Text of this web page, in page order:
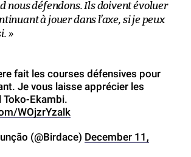
nous défendons. Ils doivent évoluer
à jouer dans l’axe, si je peux
»
fait les courses défensives pour
Je vous laisse apprécier les
Ekambi.
WOjzrYzalk
(@Birdace) December 11,